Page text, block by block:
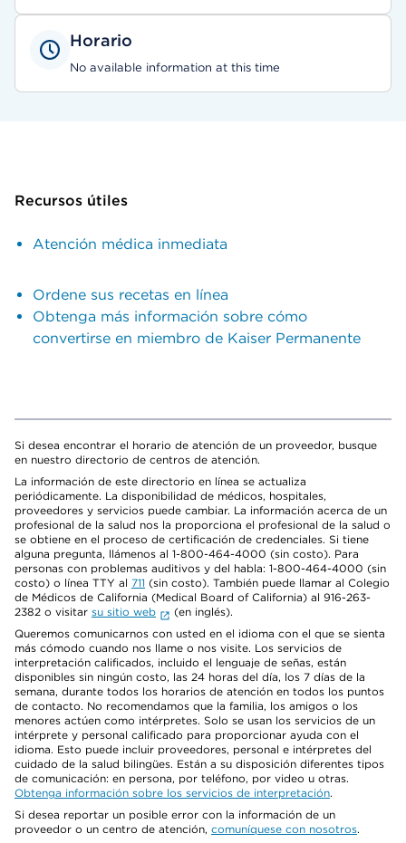
Horario
No available information at this time
Recursos útiles
Atención médica inmediata
Ordene sus recetas en línea
Obtenga más información sobre cómo
convertirse en miembro de Kaiser Permanente
Si desea encontrar el horario de atención de un proveedor, busque
en nuestro directorio de centros de atención.
La información de este directorio en línea se actualiza
periódicamente. La disponibilidad de médicos, hospitales,
proveedores y servicios puede cambiar. La información acerca de un
profesional de la salud nos la proporciona el profesional de la salud o
se obtiene en el proceso de certificación de credenciales. Si tiene
alguna pregunta, llámenos al 1-800-464-4000 (sin costo). Para
personas con problemas auditivos y del habla: 1-800-464-4000 (sin
costo) o línea TTY al 711 (sin costo). También puede llamar al Colegio
de Médicos de California (Medical Board of California) al 916-263-
2382 o visitar su sitio web
(en inglés).
Queremos comunicarnos con usted en el idioma con el que se sienta
más cómodo cuando nos llame o nos visite. Los servicios de
interpretación calificados, incluido el lenguaje de señas, están
disponibles sin ningún costo, las 24 horas del día, los 7 días de la
semana, durante todos los horarios de atención en todos los puntos
de contacto. No recomendamos que la familia, los amigos o los
menores actúen como intérpretes. Solo se usan los servicios de un
intérprete y personal calificado para proporcionar ayuda con el
idioma. Esto puede incluir proveedores, personal e intérpretes del
cuidado de la salud bilingües. Están a su disposición diferentes tipos
de comunicación: en persona, por teléfono, por video u otras.
Obtenga información sobre los servicios de interpretación.
Si desea reportar un posible error con la información de un
proveedor o un centro de atención, comuníquese con nosotros.